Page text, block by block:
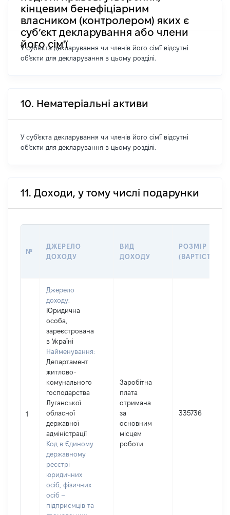
кінцевим бенефіціарним
власником (контролером) яких є
суб’єкт декларування або члени
його сім'ї
У суб'єкта декларування чи членів його сім'ї відсутні
об'єкти для декларування в цьому розділі.
10. Нематеріальні активи
У суб'єкта декларування чи членів його сім'ї відсутні
об'єкти для декларування в цьому розділі.
11. Доходи, у тому числі подарунки
№
ДЖЕРЕЛО
ДОХОДУ
ВИД
ДОХОДУ
РОЗМІР
(ВАРТІСТЬ)
1
Джерело
доходу:
Юридична
особа,
зареєстрована
в Україні
Найменування:
Департамент
житлово-
комунального
господарства
Луганської
обласної
державної
адміністрації
Код в Єдиному
державному
реєстрі
юридичних
осіб, фізичних
осіб –
підприємців та
Заробітна
плата
отримана
за
основним
місцем
роботи
335736